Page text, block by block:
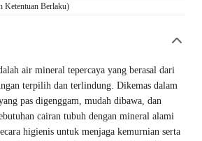
Ketentuan Berlaku)
air mineral tepercaya yang berasal dari
terpilih dan terlindung. Dikemas dalam
pas digenggam, mudah dibawa, dan
cairan tubuh dengan mineral alami
higienis untuk menjaga kemurnian serta